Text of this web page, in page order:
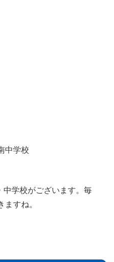
中学校
学校がございます。毎
すね。